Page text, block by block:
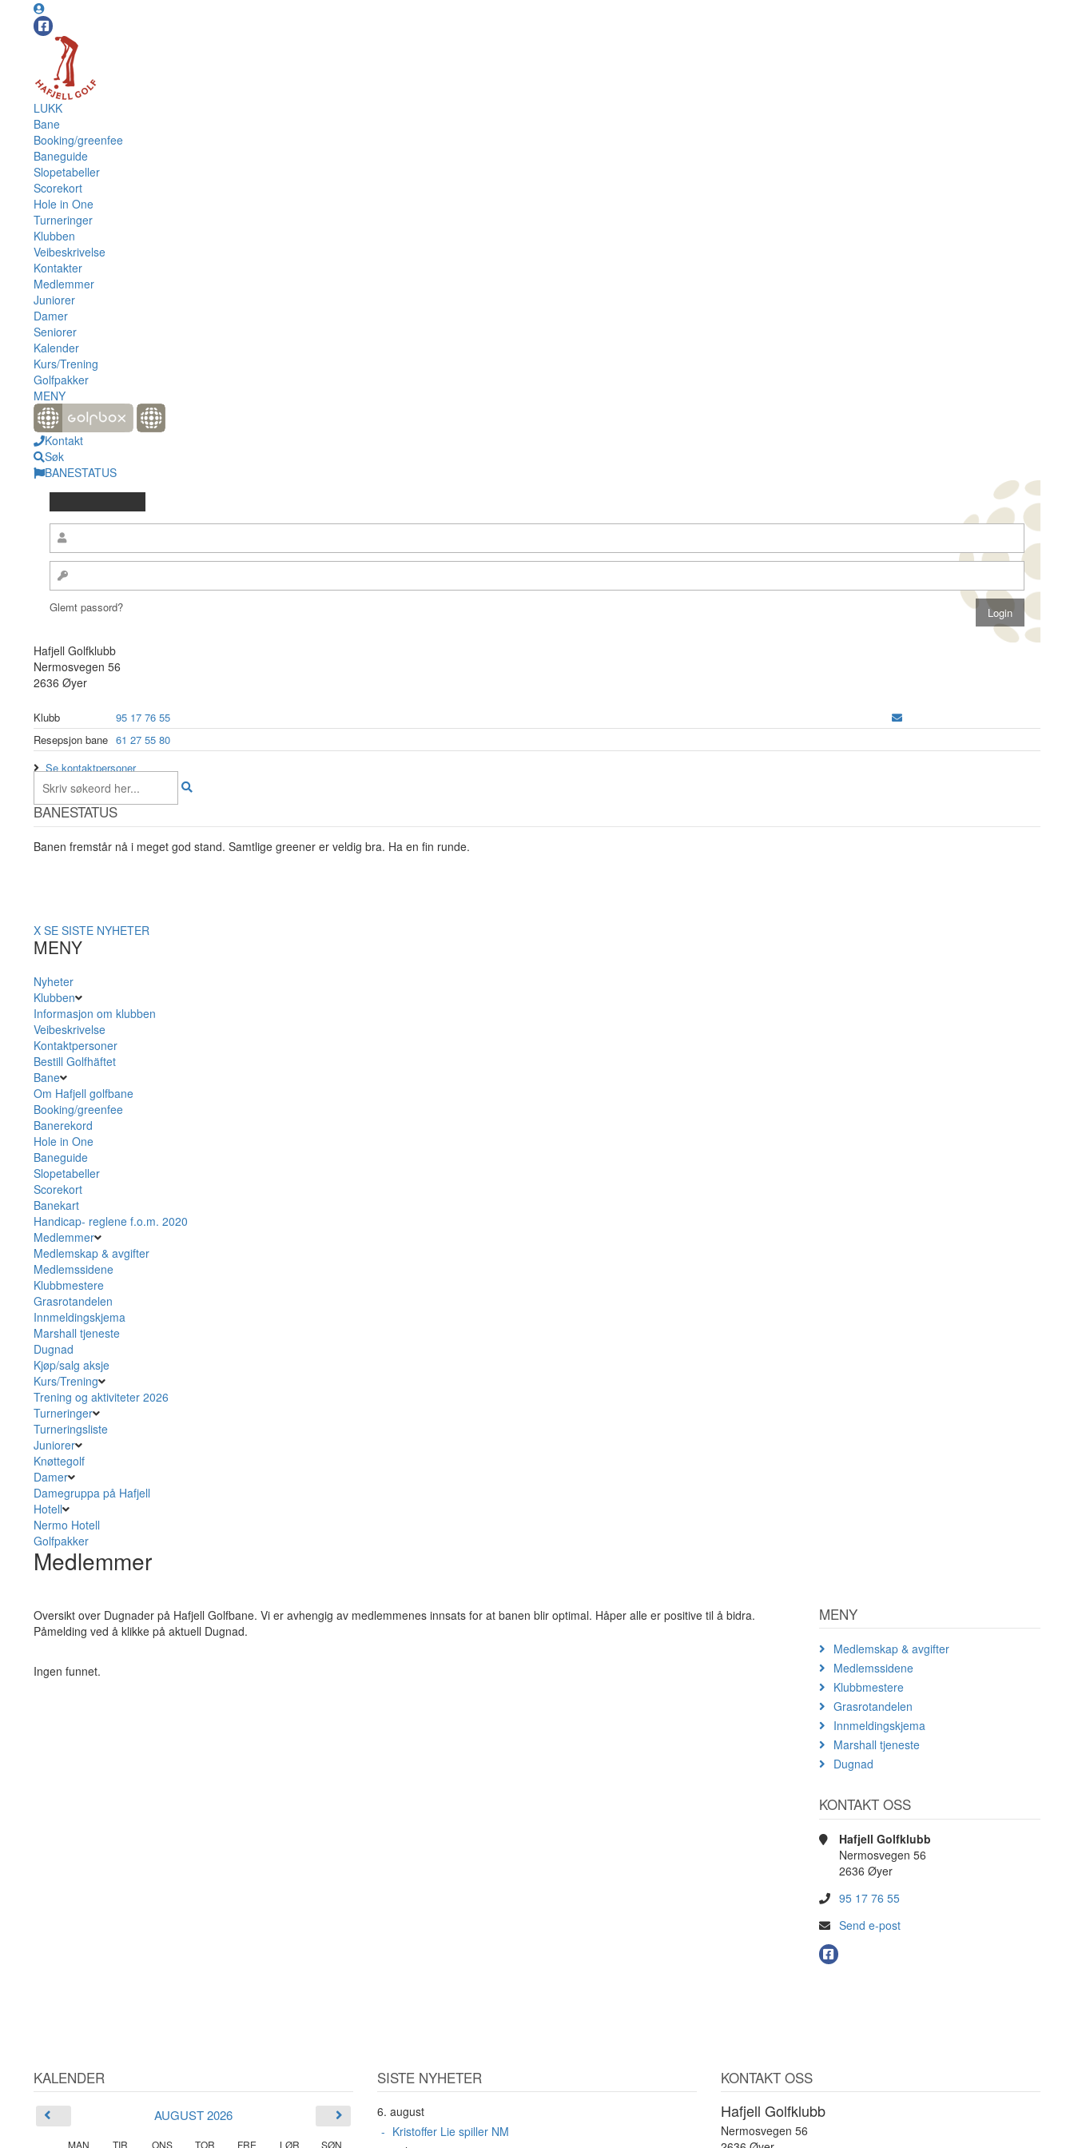
LUKK
Bane
Booking/greenfee
Baneguide
Slopetabeller
Scorekort
Hole in One
Turneringer
Klubben
Veibeskrivelse
Kontakter
Medlemmer
Juniorer
Damer
Seniorer
Kalender
Kurs/Trening
Golfpakker
MENY
Kontakt
Søk
BANESTATUS
Glemt passord?
Hafjell Golfklubb
Nermosvegen 56
2636 Øyer
Klubb
95 17 76 55
Resepsjon bane 61 27 55 80
Se kontaktpersoner
BANESTATUS
Banen fremstår nå i meget god stand. Samtlige greener er veldig bra. Ha en fin runde.
X SE SISTE NYHETER
MENY
Nyheter
Klubben
Informasjon om klubben
Veibeskrivelse
Kontaktpersoner
Bestill Golfhäftet
Bane
Om Hafjell golfbane
Booking/greenfee
Banerekord
Hole in One
Baneguide
Slopetabeller
Scorekort
Banekart
Handicap- reglene f.o.m. 2020
Medlemmer
Medlemskap & avgifter
Medlemssidene
Klubbmestere
Grasrotandelen
Innmeldingskjema
Marshall tjeneste
Dugnad
Kjøp/salg aksje
Kurs/Trening
Trening og aktiviteter 2026
Turneringer
Turneringsliste
Juniorer
Knøttegolf
Damer
Damegruppa på Hafjell
Hotell
Nermo Hotell
Golfpakker
Medlemmer
Oversikt over Dugnader på Hafjell Golfbane. Vi er avhengig av medlemmenes innsats for at banen blir optimal. Håper alle er positive til å bidra.
Påmelding ved å klikke på aktuell Dugnad.
Ingen funnet.
MENY
Medlemskap & avgifter
Medlemssidene
Klubbmestere
Grasrotandelen
Innmeldingskjema
Marshall tjeneste
Dugnad
KONTAKT OSS
Hafjell Golfklubb
Nermosvegen 56
2636 Øyer
95 17 76 55
Send e-post
KALENDER
AUGUST 2026
MAN TIR ONS TOR FRE LØR SØN
SISTE NYHETER
6. august
Kristoffer Lie spiller NM
KONTAKT OSS
Hafjell Golfklubb
Nermosvegen 56